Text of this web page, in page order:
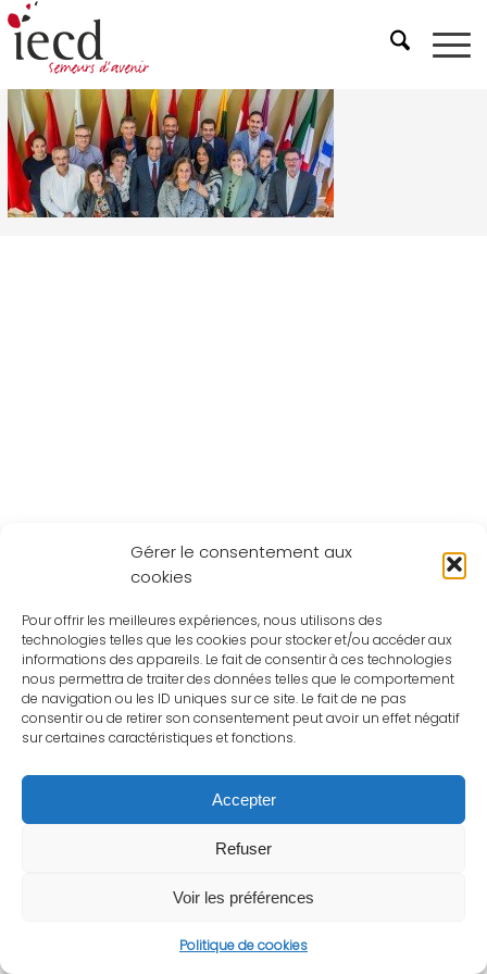
Gérer le consentement aux
cookies
Pour offrir les meilleures expériences, nous utilisons des
technologies telles que les cookies pour stocker et/ou accéder aux
informations des appareils. Le fait de consentir à ces technologies
nous permettra de traiter des données telles que le comportement
de navigation ou les ID uniques sur ce site. Le fait de ne pas
consentir ou de retirer son consentement peut avoir un effet négatif
sur certaines caractéristiques et fonctions.
Accepter
Refuser
Voir les préférences
Politique de cookies